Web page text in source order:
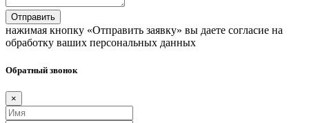
Отправить
нажимая кнопку «Отправить заявку» вы даете согласие на
обработку ваших персональных данных
Обратный звонок
×